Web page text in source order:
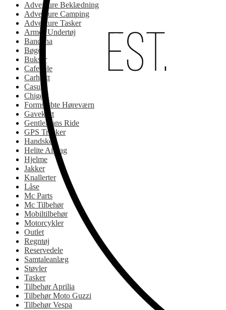
Adventure Beklædning
Adventure Camping
Adventure Tasker
Armor Undertøj
Bandana
Bøger
Bukser
Cafedele
Carhartt
Casual
Chigee
Formstøbte Høreværn
Gavekort
Gentlemans Ride
GPS Tracker
Handsker
Helite Airbag
Hjelme
Jakker
Knallerter
Låse
Mc Parts
Mc Tilbehør
Mobiltilbehør
Motorcykler
Outlet
Regntøj
Reservedele
Samtaleanlæg
Støvler
Tasker
Tilbehør Aprilia
Tilbehør Moto Guzzi
Tilbehør Vespa